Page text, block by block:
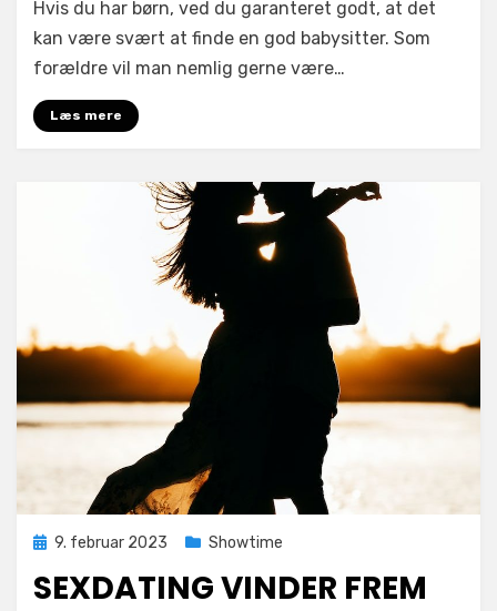
kan
være
svært
babysitter
Hvis du har børn, ved du garanteret godt, at det
kan være svært at finde en god babysitter. Som
forældre vil man nemlig gerne være…
Læs mere
Posted
9. februar 2023 Showtime
SEXDATING VINDER FREM